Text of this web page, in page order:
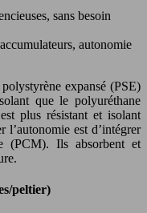
sans besoin
autonomie
expansé (PSE)
que le polyuréthane
plus résistant et isolant
est d’intégrer
(PCM). Ils absorbent et
peltier)